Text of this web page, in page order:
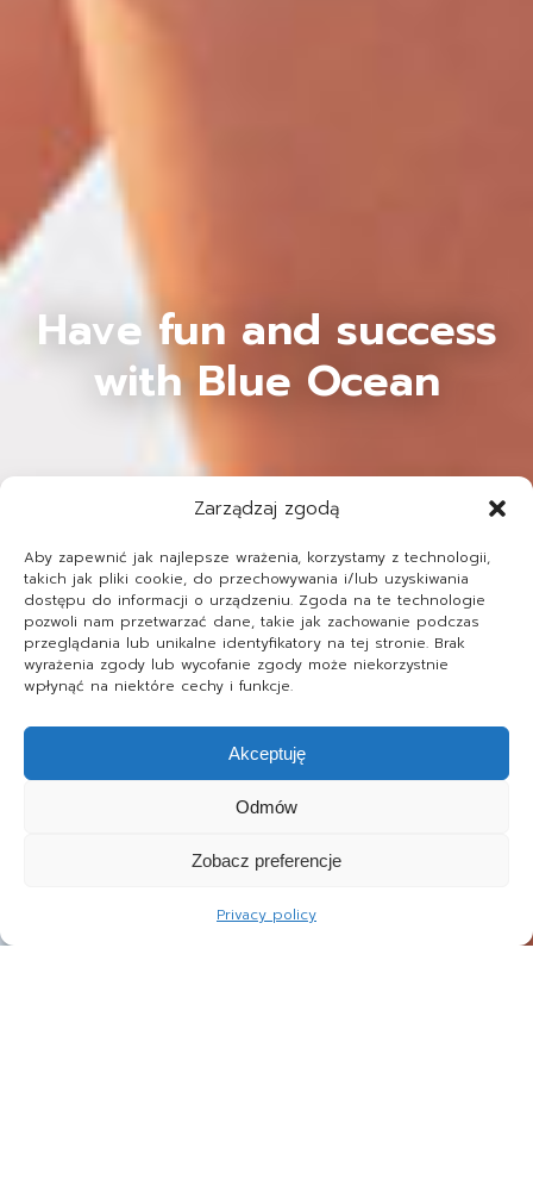
Zarządzaj zgodą
Aby zapewnić jak najlepsze wrażenia, korzystamy z technologii,
takich jak pliki cookie, do przechowywania i/lub uzyskiwania
dostępu do informacji o urządzeniu. Zgoda na te technologie
pozwoli nam przetwarzać dane, takie jak zachowanie podczas
przeglądania lub unikalne identyfikatory na tej stronie. Brak
wyrażenia zgody lub wycofanie zgody może niekorzystnie
wpłynąć na niektóre cechy i funkcje.
Akceptuję
Odmów
Zobacz preferencje
Privacy policy
Have fun and success
with Blue Ocean